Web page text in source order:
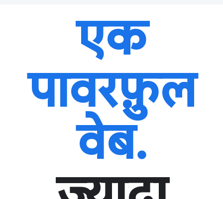
एक
पावरफ़ुल
वेब.